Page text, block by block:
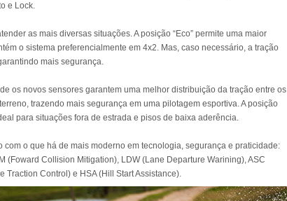
e Lock.
as mais diversas situações. A posição “Eco” permite uma maior
o sistema preferencialmente em 4x2. Mas, caso necessário, a tração
mais segurança.
os novos sensores garantem uma melhor distribuição da tração entre os
trazendo mais segurança em uma pilotagem esportiva. A posição
para situações fora de estrada e pisos de baixa aderência.
com o que há de mais moderno em tecnologia, segurança e praticidade:
(Foward Collision Mitigation), LDW (Lane Departure Warining), ASC
Traction Control) e HSA (Hill Start Assistance).